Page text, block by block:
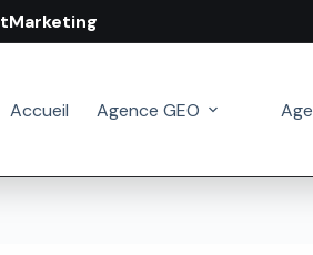
Accueil Agence GEO